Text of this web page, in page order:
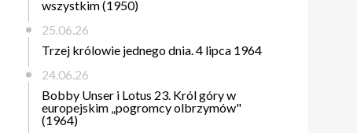
wszystkim (1950)
25.06.26
Trzej królowie jednego dnia. 4 lipca 1964
24.06.26
Bobby Unser i Lotus 23. Król góry w
europejskim „pogromcy olbrzymów"
(1964)